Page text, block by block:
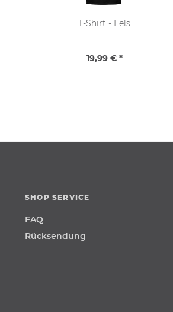
T-Shirt - Fels
19,99 € *
SHOP SERVICE
FAQ
Rücksendung